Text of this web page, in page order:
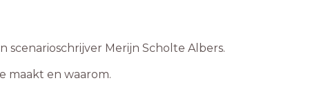
Merijn Scholte Albers.
maakt en waarom.